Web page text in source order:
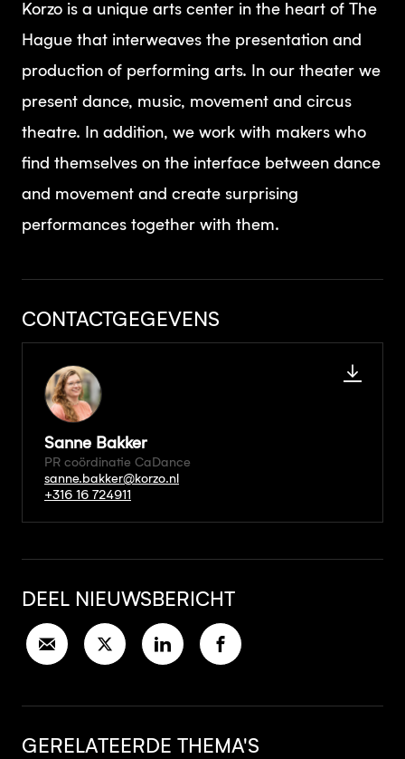
Korzo is a unique arts center in the heart of The
Hague that interweaves the presentation and
production of performing arts. In our theater we
present dance, music, movement and circus
theatre. In addition, we work with makers who
find themselves on the interface between dance
and movement and create surprising
performances together with them.
CONTACTGEGEVENS
Sanne Bakker
PR coördinatie CaDance
sanne.bakker@korzo.nl
+316 16 724911
DEEL NIEUWSBERICHT
GERELATEERDE THEMA'S